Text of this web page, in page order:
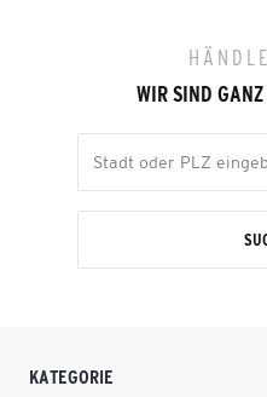
WIR SIND
KATEGORIE